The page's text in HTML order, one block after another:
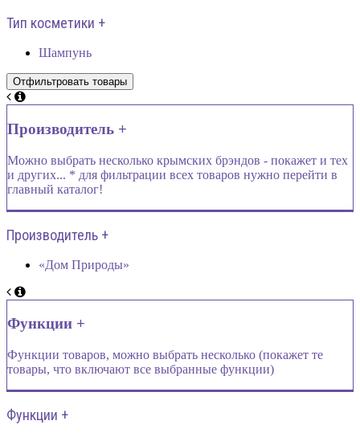
Тип косметики +
Шампунь
Производитель +
Можно выбрать несколько крымских брэндов - покажет и тех
и других... * для фильтрации всех товаров нужно перейти в
главный каталог!
Производитель +
«Дом Природы»
Функции +
Функции товаров, можно выбрать несколько (покажет те
товары, что включают все выбранные функции)
Функции +